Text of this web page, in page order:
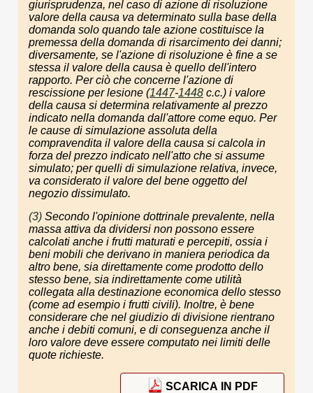
giurisprudenza, nel caso di azione di risoluzione
valore della causa va determinato sulla base della
domanda solo quando tale azione costituisce la
premessa della domanda di risarcimento dei danni;
diversamente, se l'azione di risoluzione è fine a se
stessa il valore della causa è quello dell'intero
rapporto. Per ciò che concerne l'azione di
rescissione per lesione (1447-1448 c.c.) i valore
della causa si determina relativamente al prezzo
indicato nella domanda dall'attore come equo. Per
le cause di simulazione assoluta della
compravendita il valore della causa si calcola in
forza del prezzo indicato nell'atto che si assume
simulato; per quelli di simulazione relativa, invece,
va considerato il valore del bene oggetto del
negozio dissimulato.
(3) Secondo l'opinione dottrinale prevalente, nella
massa attiva da dividersi non possono essere
calcolati anche i frutti maturati e percepiti, ossia i
beni mobili che derivano in maniera periodica da
altro bene, sia direttamente come prodotto dello
stesso bene, sia indirettamente come utilità
collegata alla destinazione economica dello stesso
(come ad esempio i frutti civili). Inoltre, è bene
considerare che nel giudizio di divisione rientrano
anche i debiti comuni, e di conseguenza anche il
loro valore deve essere computato nei limiti delle
quote richieste.
SCARICA IN PDF